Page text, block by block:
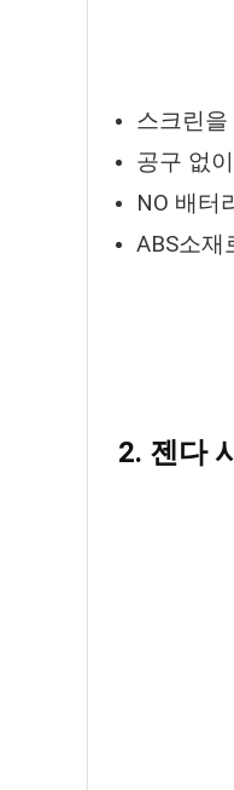
스크린을
공구 없
NO 배터
ABS소재
2. 젠다